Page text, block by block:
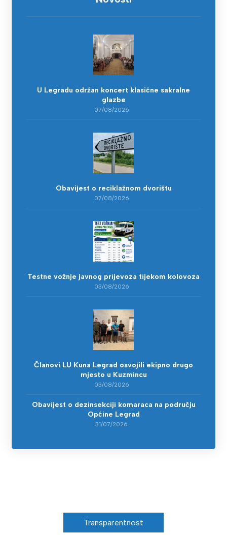
U Legradu održan koncert klasične sakralne
glazbe
07/08/2026
Obavijest o reciklažnom dvorištu
07/08/2026
Testne vožnje javnog prijevoza tijekom kolovoza
03/08/2026
Članovi LU Kuna Legrad osvojili ekipno drugo
mjesto u Kuzmincu
03/08/2026
Obavijest o dezinsekciji komaraca na području
Općine Legrad
31/07/2026
Transparentnost